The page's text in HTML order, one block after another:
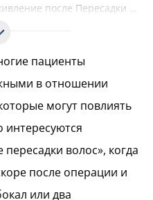
после Пересадки волос
трансплантатов?
(сколько нельзя алкоголь после пересадки волос)
алкоголь слишком рано?
после Пересадки волос
употребление алкоголя?
повышенной осторожности
пациенты
в отношении
могут повлиять
интересуются
волос», когда
после операции и
или два